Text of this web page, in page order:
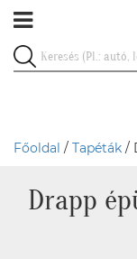
Főoldal / Tapéták /
Drapp